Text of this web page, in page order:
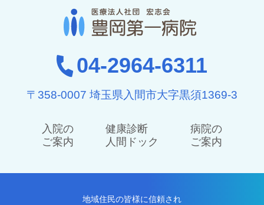
04-2964-6311
〒358-0007 埼玉県入間市大字黒須1369-3
入院の
ご案内
健康診断
人間ドック
病院の
ご案内
地域住民の皆様に信頼され